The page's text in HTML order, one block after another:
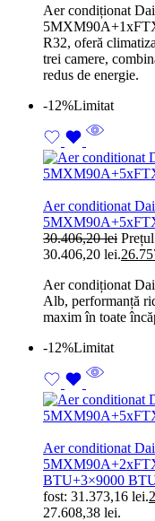
Aer condiționat
R32, oferă
trei camere,
redus de energie.
-12%Limitat
Aer conditionat
30.406,20lei
30.406,20 lei.
Aer condiționat
Alb, performanță
maxim în toate
-12%Limitat
Aer conditionat
BTU+3×9000
fost: 31.373,16 lei.
27.608,38 lei.